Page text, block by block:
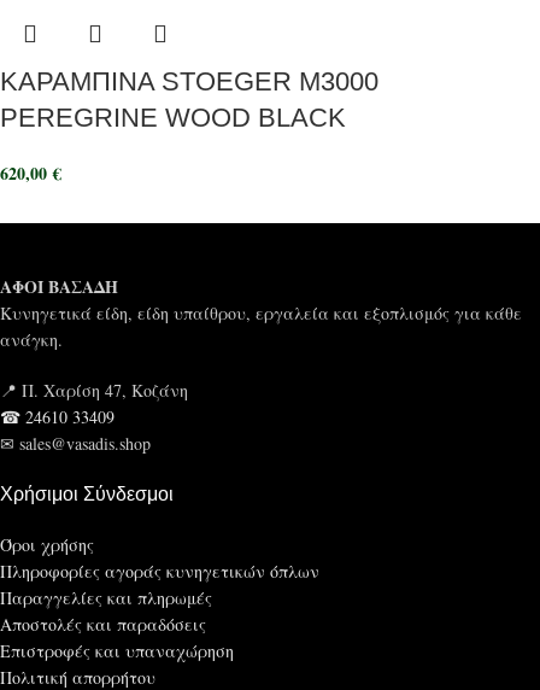
ΚΑΡΑΜΠΙΝΑ STOEGER M3000
PEREGRINE WOOD BLACK
620,00€
ΑΦΟΙ ΒΑΣΑΔΗ
Κυνηγετικά είδη, είδη υπαίθρου, εργαλεία και εξοπλισμός για κάθε
ανάγκη.
📍 Π. Χαρίση 47, Κοζάνη
☎ 24610 33409
✉ sales@vasadis.shop
Χρήσιμοι Σύνδεσμοι
Όροι χρήσης
Πληροφορίες αγοράς κυνηγετικών όπλων
Παραγγελίες και πληρωμές
Αποστολές και παραδόσεις
Επιστροφές και υπαναχώρηση
Πολιτική απορρήτου